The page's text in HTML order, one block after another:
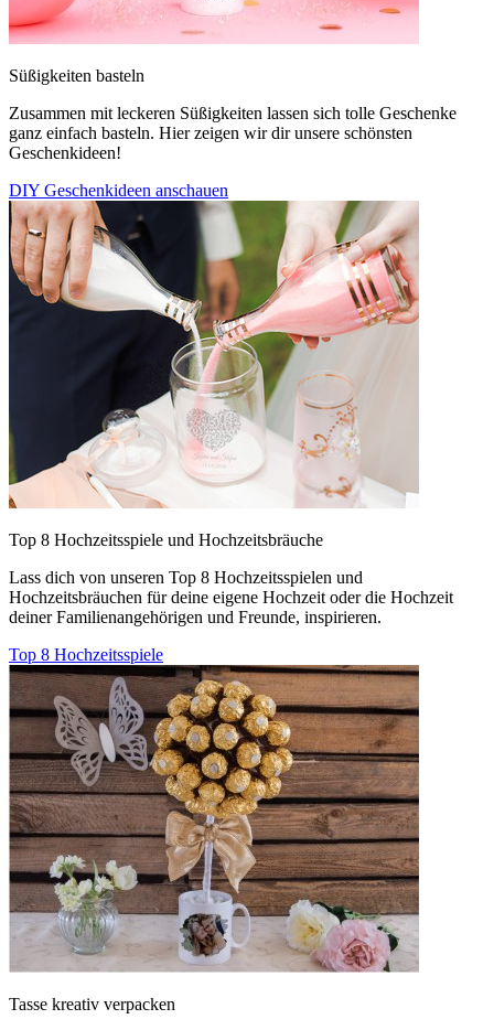
Süßigkeiten basteln
Zusammen mit leckeren Süßigkeiten lassen sich tolle Geschenke
ganz einfach basteln. Hier zeigen wir dir unsere schönsten
Geschenkideen!
DIY Geschenkideen anschauen
Top 8 Hochzeitsspiele und Hochzeitsbräuche
Lass dich von unseren Top 8 Hochzeitsspielen und
Hochzeitsbräuchen für deine eigene Hochzeit oder die Hochzeit
deiner Familienangehörigen und Freunde, inspirieren.
Top 8 Hochzeitsspiele
Tasse kreativ verpacken